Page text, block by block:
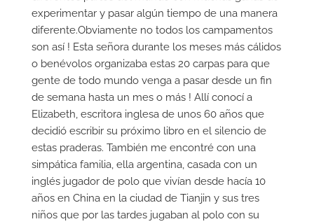
experimentar y pasar algún tiempo de una manera
diferente.Obviamente no todos los campamentos
son así ! Esta señora durante los meses más cálidos
o benévolos organizaba estas 20 carpas para que
gente de todo mundo venga a pasar desde un fin
de semana hasta un mes o más ! Allí conocí a
Elizabeth, escritora inglesa de unos 60 años que
decidió escribir su próximo libro en el silencio de
estas praderas. También me encontré con una
simpática familia, ella argentina, casada con un
inglés jugador de polo que vivían desde hacía 10
años en China en la ciudad de Tianjin y sus tres
niños que por las tardes jugaban al polo con su